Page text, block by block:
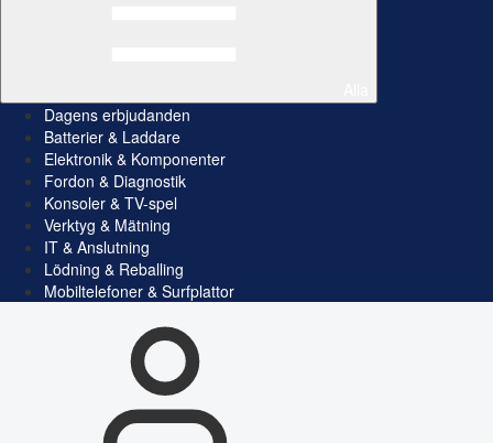
Dagens erbjudanden
Batterier & Laddare
Elektronik & Komponenter
Fordon & Diagnostik
Konsoler & TV-spel
Verktyg & Mätning
IT & Anslutning
Lödning & Reballing
Mobiltelefoner & Surfplattor